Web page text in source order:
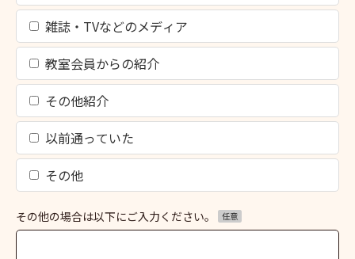
雑誌・TVなどのメディア
教室会員からの紹介
その他紹介
以前通っていた
その他
その他の場合は以下にご入力ください。 任意